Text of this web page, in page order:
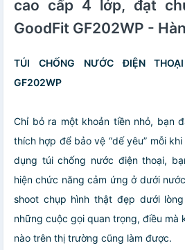
cao cấp 4 lớp, đạt
GoodFit GF202WP -
TÚI CHỐNG NƯỚC ĐIỆN
GF202WP
Chỉ bỏ ra một khoản tiền nhỏ, bạn
thích hợp để bảo vệ “dế yêu” mỗi
dụng túi chống nước điện thoại,
hiện chức năng cảm ứng ở dưới
shoot chụp hình thật đẹp dưới
những cuộc gọi quan trọng, điều mà
nào trên thị trường cũng làm được.